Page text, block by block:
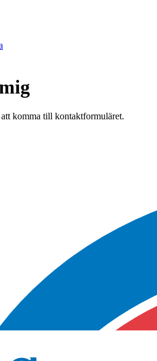
komma till kontaktformuläret.